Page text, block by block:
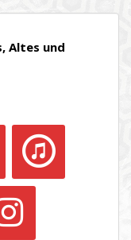
Altes und